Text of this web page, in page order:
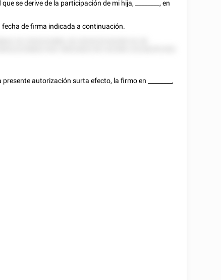
se derive de la participación de mi hija,
, en
de firma indicada a continuación.
autorización surta efecto, la firmo en
,